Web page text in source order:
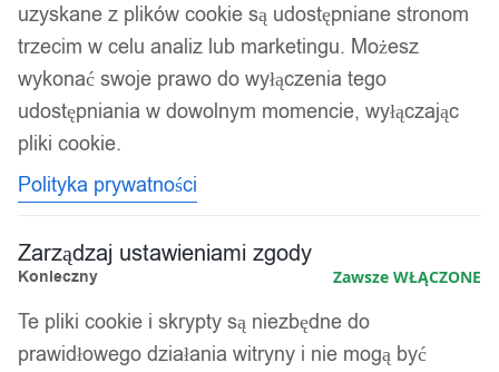
24
Wyświetlanie jednego wyniku
Kolejność
uzyskane z plików cookie są udostępniane stronom
trzecim w celu analiz lub marketingu. Możesz
wykonać swoje prawo do wyłączenia tego
udostępniania w dowolnym momencie, wyłączając
pliki cookie.
Polityka prywatności
Zarządzaj ustawieniami zgody
Konieczny Zawsze WŁĄCZONE
Te pliki cookie i skrypty są niezbędne do
prawidłowego działania witryny i nie mogą być